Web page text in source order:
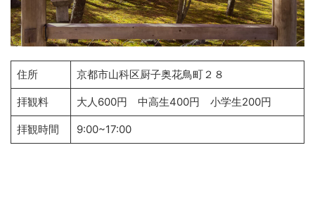
住所 京都市山科区厨子奥花鳥町２８
拝観料 大人600円 中高生400円 小学生200円
拝観時間 9:00~17:00